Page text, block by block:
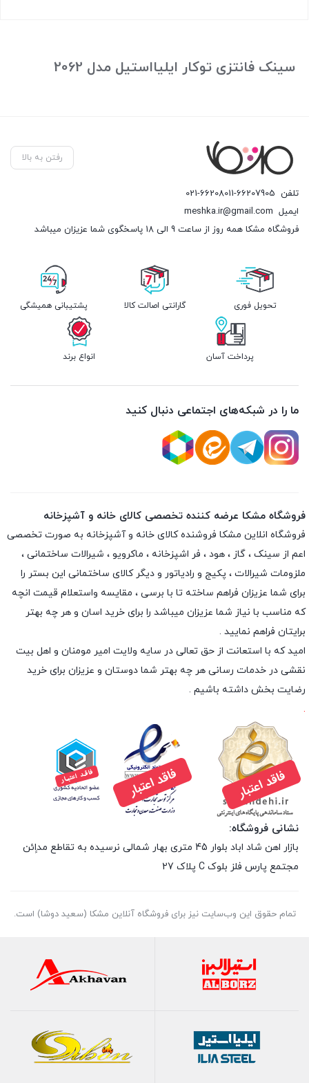
سینک فانتزی توکار ایلیااستیل مدل 2062
رفتن به بالا
تلفن 021-66208011-66207905
ایمیل meshka.ir@gmail.com
فروشگاه مشکا همه روز از ساعت 9 الی 18 پاسخگوی شما عزیزان میباشد
تحویل فوری گارانتی اصالت کالا پشتیبانی همیشگی
پرداخت آسان انواع برند
ما را در شبکه‌های اجتماعی دنبال کنید
فروشگاه مشکا عرضه کننده تخصصی کالای خانه و آشپزخانه
فروشگاه انلاین مشکا فروشنده کالای خانه و آشپزخانه به صورت تخصصی
اعم از سینک ، گاز ، هود ، فر اشپزخانه ، ماکرویو ، شیرالات ساختمانی ،
ملزومات شیرالات ، پکیج و رادیاتور و دیگر کالای ساختمانی این بستر را
برای شما عزیزان فراهم ساخته تا با برسی ، مقایسه واستعلام قیمت انچه
که مناسب با نیاز شما عزیزان میباشد را برای خرید اسان و هر چه بهتر
برایتان فراهم نمایید .
امید که با استعانت از حق تعالی در سایه ولایت امیر مومنان و اهل بیت
نقشی در خدمات رسانی هر چه بهتر شما دوستان و عزیزان برای خرید
رضایت بخش داشته باشیم .
.
نشانی فروشگاه:
بازار اهن شاد اباد بلوار 45 متری بهار شمالی نرسیده به تقاطع مداِِئن
مجتمع پارس فلز بلوک C پلاک 27
تمام حقوق اين وب‌سايت نیز برای فروشگاه آنلاین مشکا (سعید دوشا) است.